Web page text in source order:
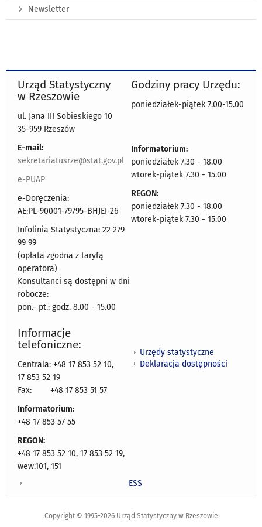
Newsletter
Urząd Statystyczny
w Rzeszowie
ul. Jana III Sobieskiego 10
35-959 Rzeszów
E-mail:
sekretariatusrze@stat.gov.pl
e-PUAP
e-Doręczenia:
AE:PL-90001-79795-BHJEI-26
Infolinia Statystyczna: 22 279
99 99
(opłata zgodna z taryfą
operatora)
Konsultanci są dostępni w dni
robocze:
pon.- pt.: godz. 8.00 - 15.00
Godziny pracy Urzędu:
poniedziałek-piątek 7.00-15.00
Informatorium:
poniedziałek 7.30 - 18.00
wtorek-piątek 7.30 - 15.00
REGON:
poniedziałek 7.30 - 18.00
wtorek-piątek 7.30 - 15.00
Informacje
telefoniczne:
Centrala: +48 17 853 52 10,
17 853 52 19
Fax:
+48 17 853 51 57
Informatorium:
+48 17 853 57 55
REGON:
+48 17 853 52 10, 17 853 52 19,
wew.101, 151
Urzędy statystyczne
Deklaracja dostępności
ESS
Copyright © 1995-2026 Urząd Statystyczny w Rzeszowie